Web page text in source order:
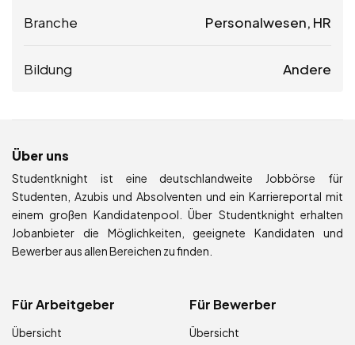
Branche Personalwesen, HR
Bildung Andere
Über uns
Studentknight ist eine deutschlandweite Jobbörse für
Studenten, Azubis und Absolventen und ein Karriereportal mit
einem großen Kandidatenpool. Über Studentknight erhalten
Jobanbieter die Möglichkeiten, geeignete Kandidaten und
Bewerber aus allen Bereichen zu finden.
Für Arbeitgeber
Übersicht
Für Bewerber
Übersicht